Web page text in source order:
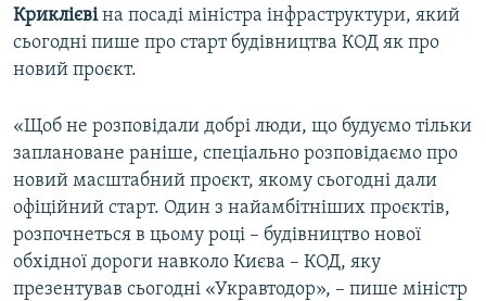
Криклієвіна посаді міністра інфраструктури, який
сьогодні пише про старт будівництва КОД як про
новий проєкт.
«Щоб не розповідали добрі люди, що будуємо тільки
заплановане раніше, спеціально розповідаємо про
новий масштабний проєкт, якому сьогодні дали
офіційний старт. Один з найамбітніших проєктів,
розпочнеться в цьому році – будівництво нової
обхідної дороги навколо Києва – КОД, яку
презентував сьогодні «Укравтодор», – пише міністр